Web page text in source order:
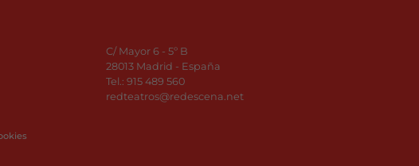
C/ Mayor 6 - 5º B
28013 Madrid - España
Tel.: 915 489 560
redteatros@redescena.net